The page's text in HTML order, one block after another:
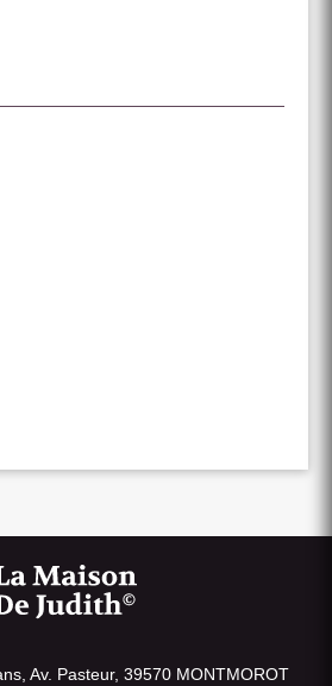
Av. Pasteur, 39570 MONTMOROT